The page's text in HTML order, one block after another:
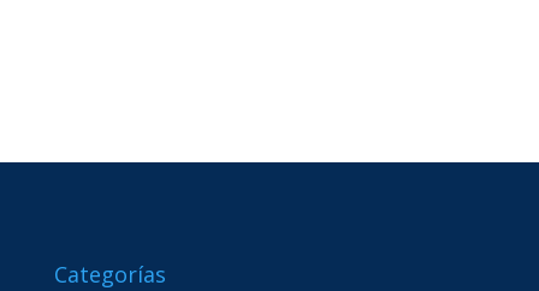
Categorías